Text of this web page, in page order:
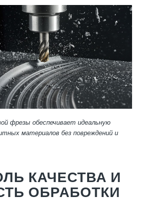
фрезы обеспечивает идеальную
материалов без повреждений и
КАЧЕСТВА И
ОБРАБОТКИ